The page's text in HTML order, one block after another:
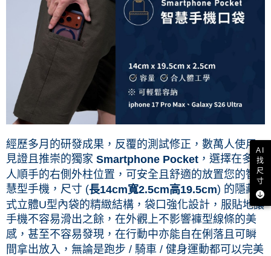
經歷多月的研發成果，反覆的測試修正，數萬人使用
見證且推崇的獨家 Smartphone Pocket ，選擇在多數
人順手的右側外柱位置，可安全且舒適的放置您的智
慧型手機，尺寸 (長14cm寬2.5cm高19.5cm) 的隱藏
式立體U型內袋的精緻結構，袋口強化設計，服貼地讓
手機不容易滑出之餘，在外觀上不影響褲型線條的美
感，甚至不容易發現，在行動中亦能自在俐落且可瞬
間拿出放入，無論是跑步 / 騎車 / 健身運動都可以完美
AI
找
尺
寸